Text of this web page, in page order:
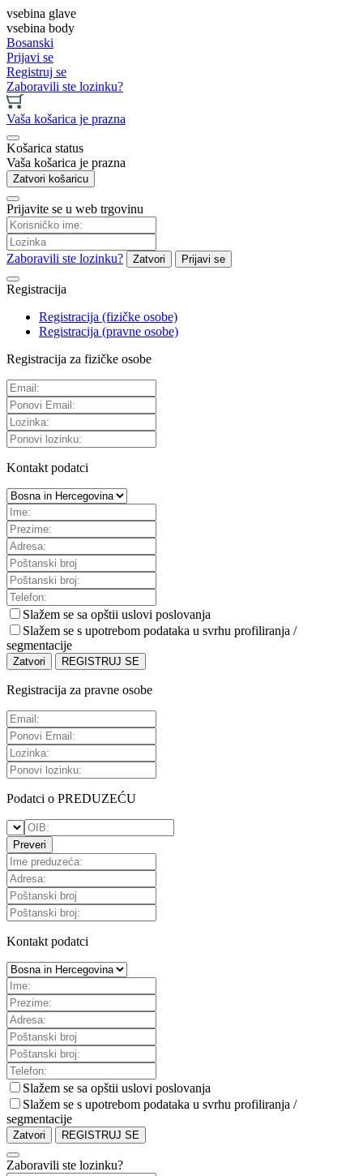
vsebina glave
vsebina body
Bosanski
Prijavi se
Registruj se
Zaboravili ste lozinku?
Vaša košarica je prazna
Košarica status
Vaša košarica je prazna
Zatvori košaricu
Prijavite se u web trgovinu
Zaboravili ste lozinku? Zatvori Prijavi se
Registracija
Registracija (fizičke osobe)
Registracija (pravne osobe)
Registracija za fizičke osobe
Kontakt podatci
Slažem se sa opštii uslovi poslovanja
Slažem se s upotrebom podataka u svrhu profiliranja /
segmentacije
Zatvori REGISTRUJ SE
Registracija za pravne osobe
Podatci o PREDUZEĆU
Preveri
Kontakt podatci
Slažem se sa opštii uslovi poslovanja
Slažem se s upotrebom podataka u svrhu profiliranja /
segmentacije
Zatvori REGISTRUJ SE
Zaboravili ste lozinku?